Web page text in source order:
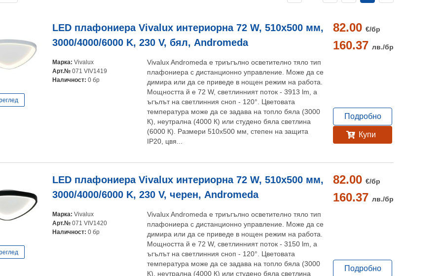
LED плафониера Vivalux интериорна 72 W, 510х500 мм,
3000/4000/6000 K, 230 V, бял, Andromeda
Марка: Vivalux
Арт.№ 071 VIV1419
Наличност: 0 бр
Vivalux Andromeda е триъгълно осветително тяло тип
плафониера с дистанционно управление. Може да се
димира или да се приведе в нощен режим на работа.
Мощността й е 72 W, светлинният поток - 3913 lm, а
ъгълът на светлинния сноп - 120°. Цветовата
температура може да се задава на топло бяла (3000
К), неутрална (4000 К) или студено бяла светлина
(6000 К). Размери 510х500 мм, степен на защита
IP20, цвя...
82.00 €/бр
160.37 лв./бр
Подробно
Купи
LED плафониера Vivalux интериорна 72 W, 510х500 мм,
3000/4000/6000 K, 230 V, черен, Andromeda
Марка: Vivalux
Арт.№ 071 VIV1420
Наличност: 0 бр
Vivalux Andromeda е триъгълно осветително тяло тип
плафониера с дистанционно управление. Може да се
димира или да се приведе в нощен режим на работа.
Мощността й е 72 W, светлинният поток - 3150 lm, а
ъгълът на светлинния сноп - 120°. Цветовата
температура може да се задава на топло бяла (3000
К), неутрална (4000 К) или студено бяла светлина
82.00 €/бр
160.37 лв./бр
Подробно